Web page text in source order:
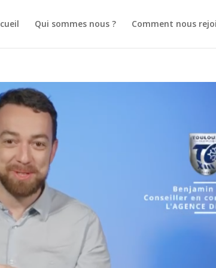
Qui sommes nous ? Comment nous